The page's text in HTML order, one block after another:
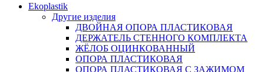
Ekoplastik
Другие изделия
ДВОЙНАЯ ОПОРА ПЛАСТИКОВАЯ
ДЕРЖАТЕЛЬ СТЕННОГО КОМПЛЕКТА
ЖЁЛОБ ОЦИНКОВАННЫЙ
ОПОРА ПЛАСТИКОВАЯ
ОПОРА ПЛАСТИКОВАЯ С ЗАЖИМОМ